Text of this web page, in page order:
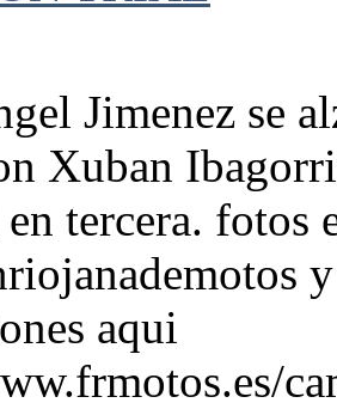
Jimenez se
Xuban
tercera. fotos
aqui